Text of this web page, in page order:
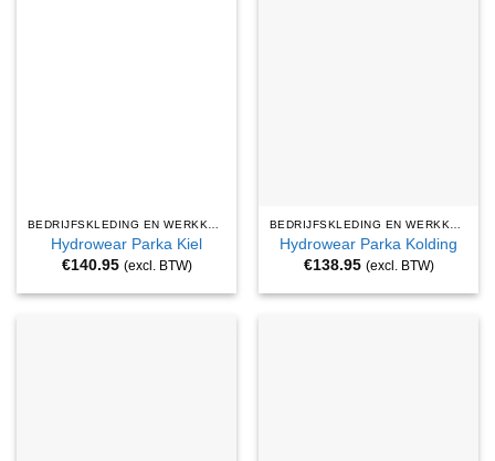
Hydrowear Parka Kiel
€140.95 (excl. BTW)
Hydrowear Parka Kolding
€138.95 (excl. BTW)